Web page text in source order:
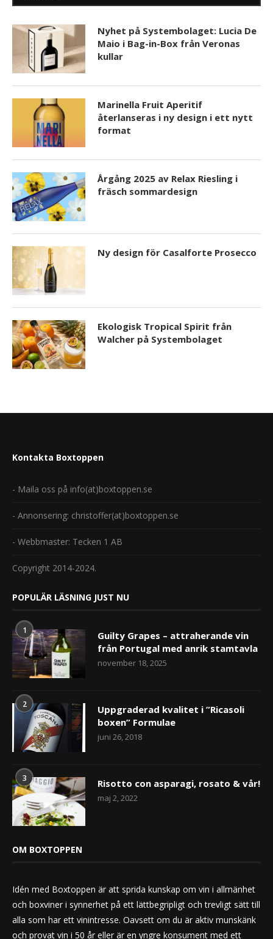
Nyhet på Systembolaget: Lucia De
Maio i Bag-in-Box från Veronas
kullar
Marinella Fruit Aperitif
återlanseras i ny design i ett nytt
format
Årgång 2025 av Relax Riesling i
fräsch sommardesign
Ny design för Casalforte Prosecco
Ekologisk Tropical Spirit från
Walcher på Systembolaget
Kontakta Boxtoppen
- Maila oss på info(at)boxtoppen.se
- Annonsering: christoffer(at)boxtoppen.se
- Webbmaster: Tecken 1 AB
Copyright 2014-2024.
POPULÄR LÄSNING JUST NU
1
Guilty Grapes – attraherande vin
från Portugal med anrik stamtavla
november 18, 2025
2
Uppgraderad kvalitet i ”Ricasoli
boxen” Formulae
juni 26, 2018
3 Risotto con asparagi, rosato & vår!
maj 2, 2022
OM BOXTOPPEN
Idén med Boxtoppen är att sprida kunskap om vin i allmänhet
och boxviner i synnerhet på ett lättbegripligt och trevligt sätt till
alla som har ett vinintresse. Oavsett om du är aktiv munskänk
och provat vin i 50 år eller är en yngre konsument med ett